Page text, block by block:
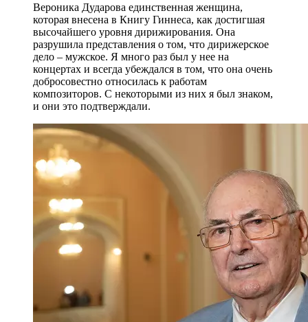
Вероника Дударова единственная женщина,
которая внесена в Книгу Гиннеса, как достигшая
высочайшего уровня дирижирования. Она
разрушила представления о том, что дирижерское
дело – мужское. Я много раз был у нее на
концертах и всегда убеждался в том, что она очень
добросовестно относилась к работам
композиторов. С некоторыми из них я был знаком,
и они это подтверждали.